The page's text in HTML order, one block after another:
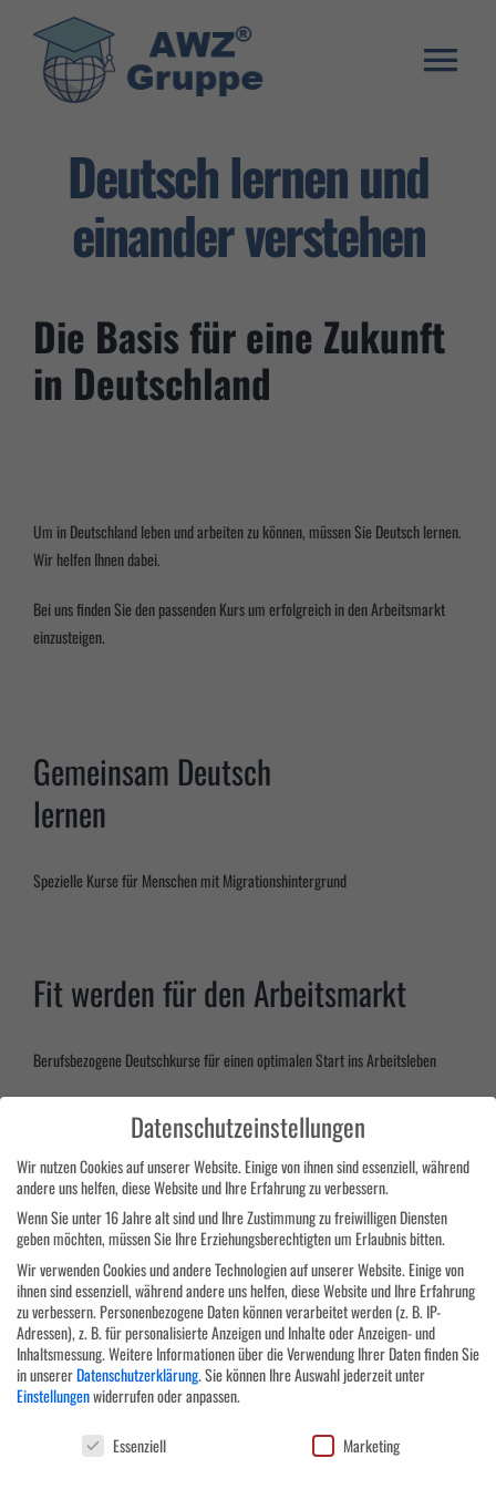
springen
Umschulung
Stellenangebote
Franchise System
E-Learning Login
Deutsch lernen und
einander verstehen
Die Basis für eine Zukunft
in Deutschland
Um in Deutschland leben und arbeiten zu können, müssen Sie Deutsch lernen.
Wir helfen Ihnen dabei.
Bei uns finden Sie den passenden Kurs um erfolgreich in den Arbeitsmarkt
einzusteigen.
Gemeinsam Deutsch
lernen
Spezielle Kurse für Menschen mit Migrationshintergrund
Fit werden für den Arbeitsmarkt
Berufsbezogene Deutschkurse für einen optimalen Start ins Arbeitsleben
Für Einsteiger und Fortgeschrittene
Unsere zertifizierten Aus- und Weiterbildungen sind ideal für Menschen mit
und ohne Vorkenntnisse der Sprache
Die deutsche Sprache
schnell und erfolgreich
lernen
Datenschutzeinstellungen
Wir nutzen Cookies auf unserer Website. Einige von ihnen sind essenziell, während
andere uns helfen, diese Website und Ihre Erfahrung zu verbessern.
Wenn Sie unter 16 Jahre alt sind und Ihre Zustimmung zu freiwilligen Diensten
geben möchten, müssen Sie Ihre Erziehungsberechtigten um Erlaubnis bitten.
Wir verwenden Cookies und andere Technologien auf unserer Website. Einige von
ihnen sind essenziell, während andere uns helfen, diese Website und Ihre Erfahrung
zu verbessern. Personenbezogene Daten können verarbeitet werden (z. B. IP-
Adressen), z. B. für personalisierte Anzeigen und Inhalte oder Anzeigen- und
Inhaltsmessung.Weitere Informationen über die Verwendung Ihrer Daten finden Sie
in unsererDatenschutzerklärung.Sie können Ihre Auswahl jederzeit unter
Einstellungenwiderrufen oder anpassen.
Datenschutzeinstellungen
Essenziell Marketing